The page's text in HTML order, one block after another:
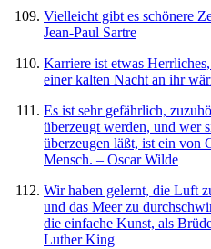
Vielleicht gibt es schönere
Jean-Paul Sartre
Karriere ist etwas
einer kalten Nacht an ihr
Es ist sehr gefährlich,
überzeugt werden, und wer
überzeugen läßt, ist ein von
Mensch. – Oscar Wilde
Wir haben gelernt, die Luft
und das Meer zu
die einfache Kunst, als
Luther King